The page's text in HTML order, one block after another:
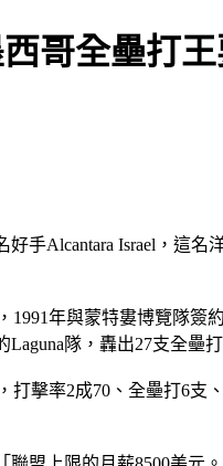
哥全壘打
手Alcantara Israel，這
1991年與蒙特婁博覽隊
隊，轟出27支全壘
打擊率2成70、全壘打6